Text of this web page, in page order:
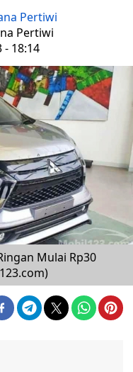
Pertiwi
Pertiwi
- 18:14
Mulai Rp30